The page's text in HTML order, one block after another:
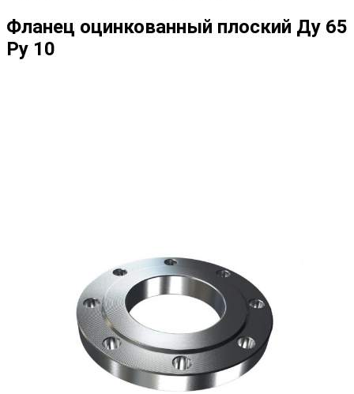
Фланец оцинкованный плоский Ду 65
Ру 10